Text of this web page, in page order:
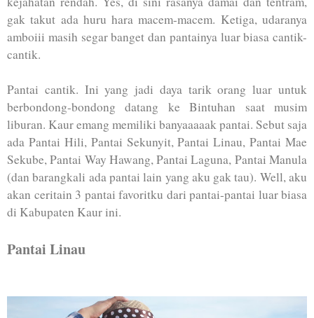
gak takut ada huru hara macem-macem. Ketiga, udaranya
amboiii masih segar banget dan pantainya luar biasa cantik-
cantik.
Pantai cantik. Ini yang jadi daya tarik orang luar untuk
berbondong-bondong datang ke Bintuhan saat musim
liburan. Kaur emang memiliki banyaaaaak pantai. Sebut saja
ada Pantai Hili, Pantai Sekunyit, Pantai Linau, Pantai Mae
Sekube, Pantai Way Hawang, Pantai Laguna, Pantai Manula
(dan barangkali ada pantai lain yang aku gak tau). Well, aku
akan ceritain 3 pantai favoritku dari pantai-pantai luar biasa
di Kabupaten Kaur ini.
Pantai Linau